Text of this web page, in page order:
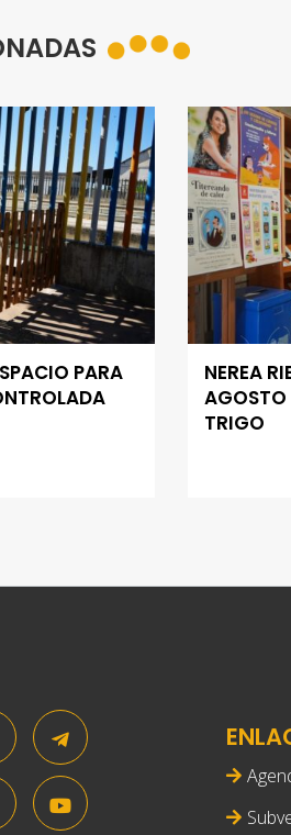
PARA
NEREA
AGOSTO
TRIGO